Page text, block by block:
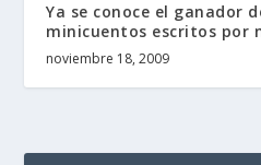
Ya se conoce el ganador
minicuentos escritos por
noviembre 18, 2009